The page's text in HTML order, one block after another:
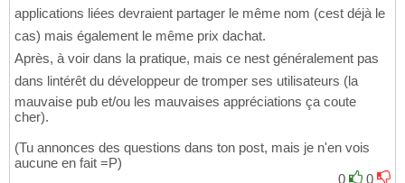
applications liées devraient partager le même nom (cest déjà le
cas) mais également le même prix dachat.
Après, à voir dans la pratique, mais ce nest généralement pas
dans lintérêt du développeur de tromper ses utilisateurs (la
mauvaise pub et/ou les mauvaises appréciations ça coute
cher).
(Tu annonces des questions dans ton post, mais je n'en vois
aucune en fait =P)
0
0